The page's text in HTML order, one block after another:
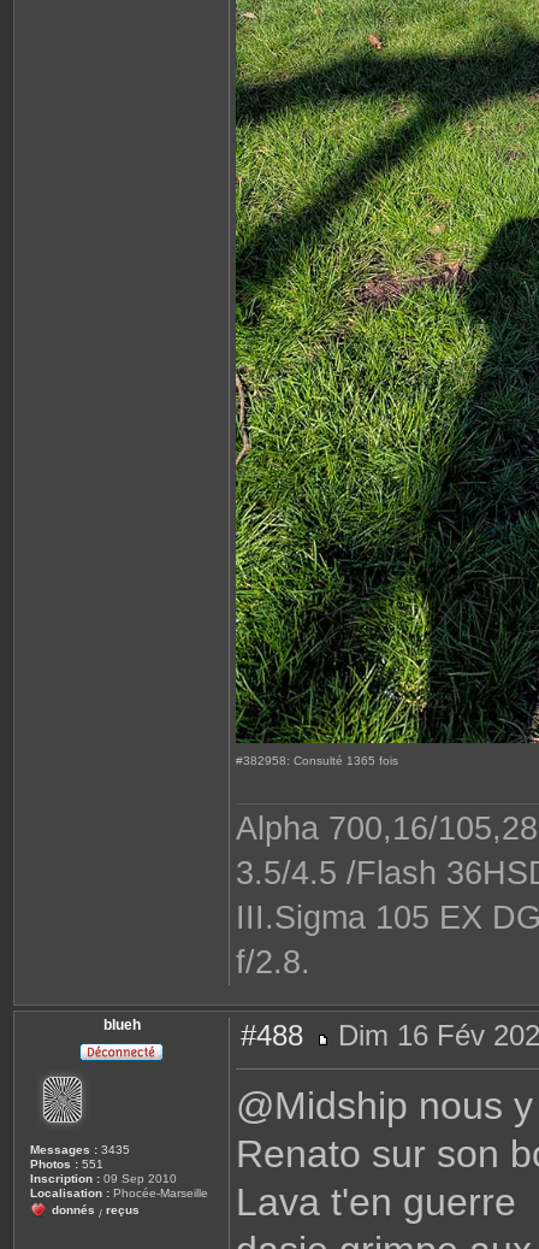
#382958: Consulté 1365 fois
Alpha 700,16/
3.5/4.5 /Flash
III.Sigma 105 EX
f/2.8.
blueh
Messages : 3435
Photos : 551
Inscription : 09 Sep 2010
Localisation : Phocée-Marseille
donnés / reçus
#488
e
s
a
Dim 16 Fév
@Midship nous
Renato sur son
Lava t'en guerre